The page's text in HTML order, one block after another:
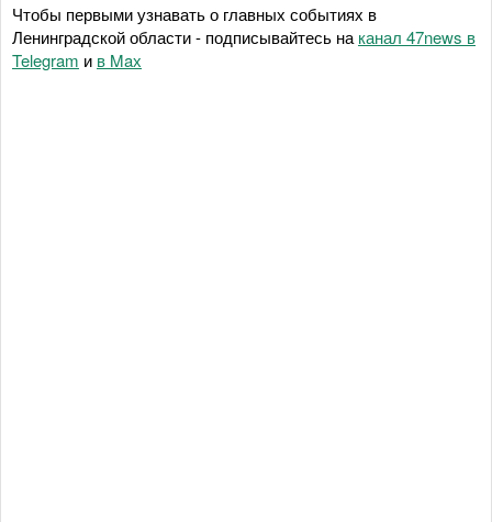
Чтобы первыми узнавать о главных событиях в
Ленинградской области - подписывайтесь на канал 47news в
Telegram и в Maх